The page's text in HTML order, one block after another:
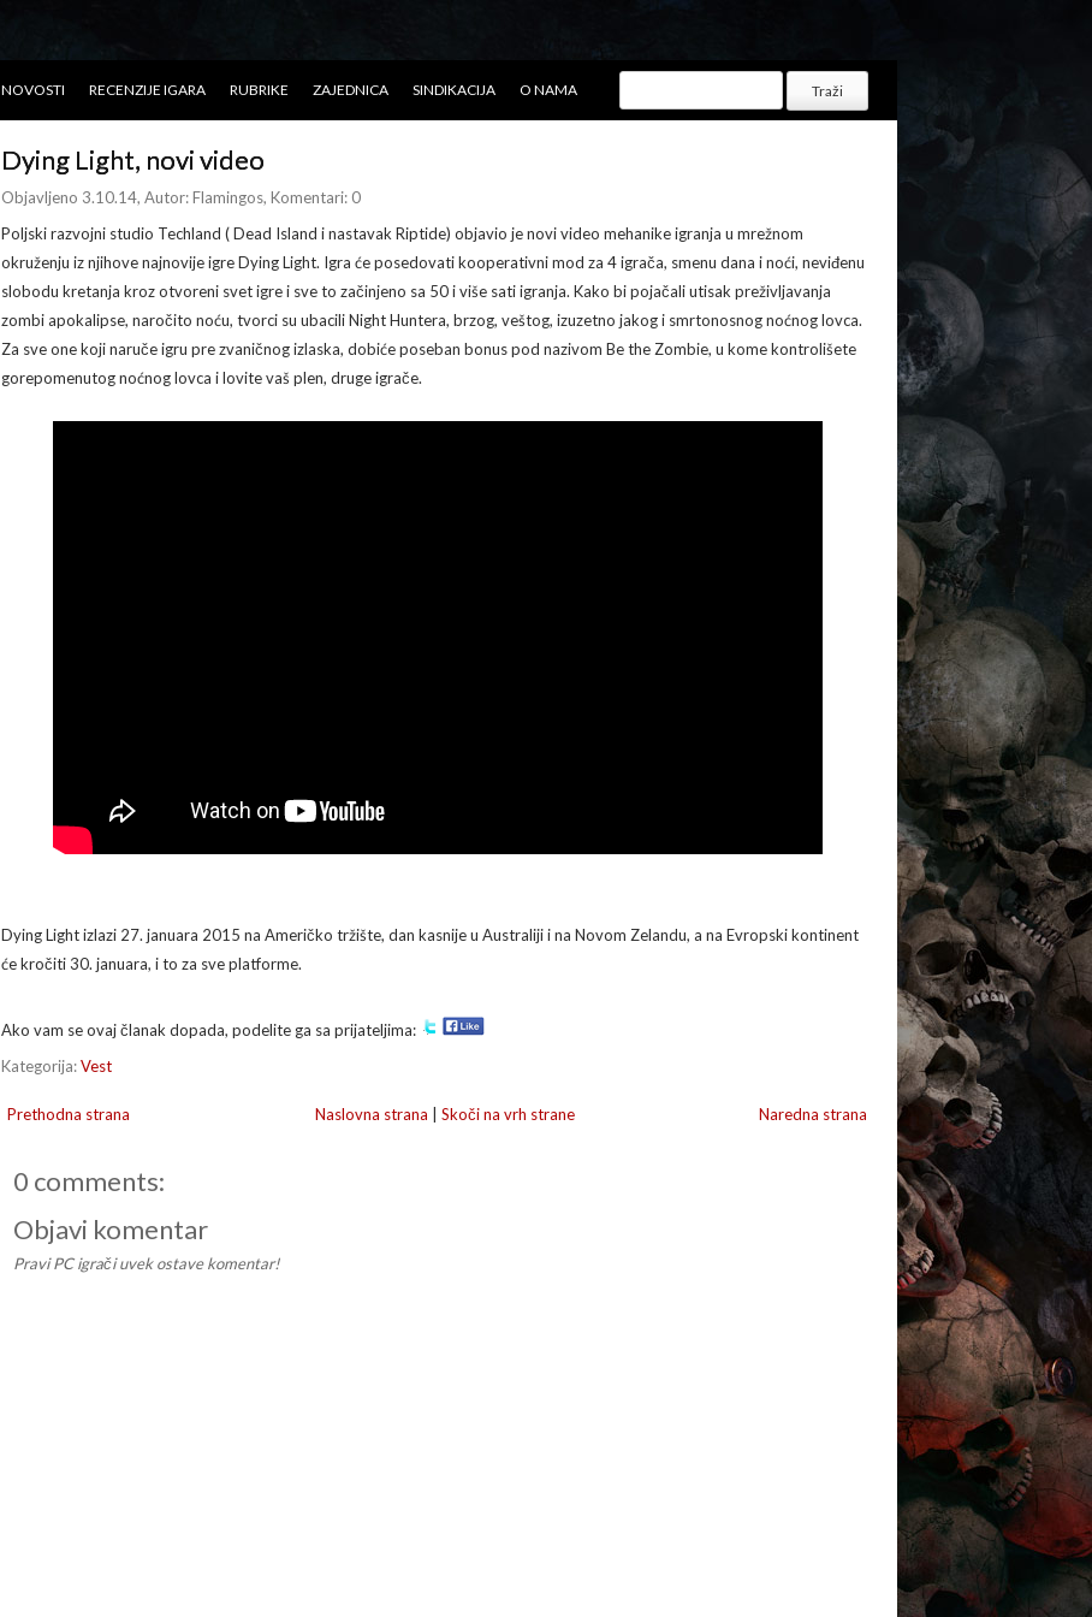
NOVOSTI RECENZIJE IGARA RUBRIKE ZAJEDNICA SINDIKACIJA O NAMA
Dying Light, novi video
Objavljeno 3.10.14, Autor:Flamingos, Komentari: 0
Poljski razvojni studio Techland ( Dead Island i nastavak Riptide) objavio je novi video mehanike igranja u mrežnom
okruženju iz njihove najnovije igre Dying Light. Igra će posedovati kooperativni mod za 4 igrača, smenu dana i noći, neviđenu
slobodu kretanja kroz otvoreni svet igre i sve to začinjeno sa 50 i više sati igranja. Kako bi pojačali utisak preživljavanja
zombi apokalipse, naročito noću, tvorci su ubacili Night Huntera, brzog, veštog, izuzetno jakog i smrtonosnog noćnog lovca.
Za sve one koji naruče igru pre zvaničnog izlaska, dobiće poseban bonus pod nazivom Be the Zombie, u kome kontrolišete
gorepomenutog noćnog lovca i lovite vaš plen, druge igrače.
Dying Light izlazi 27. januara 2015 na Američko tržište, dan kasnije u Australiji i na Novom Zelandu, a na Evropski kontinent
će kročiti 30. januara, i to za sve platforme.
Ako vam se ovaj članak dopada, podelite ga sa prijateljima:
Kategorija:Vest
Naredna strana
Prethodna strana Naslovna strana Skoči na vrh strane
0 comments:
Objavi komentar
Pravi PC igrači uvek ostave komentar!